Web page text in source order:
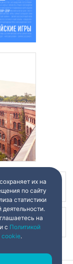
их на
по сайту
статистики
деятельности.
на
с Политикой
cookie.